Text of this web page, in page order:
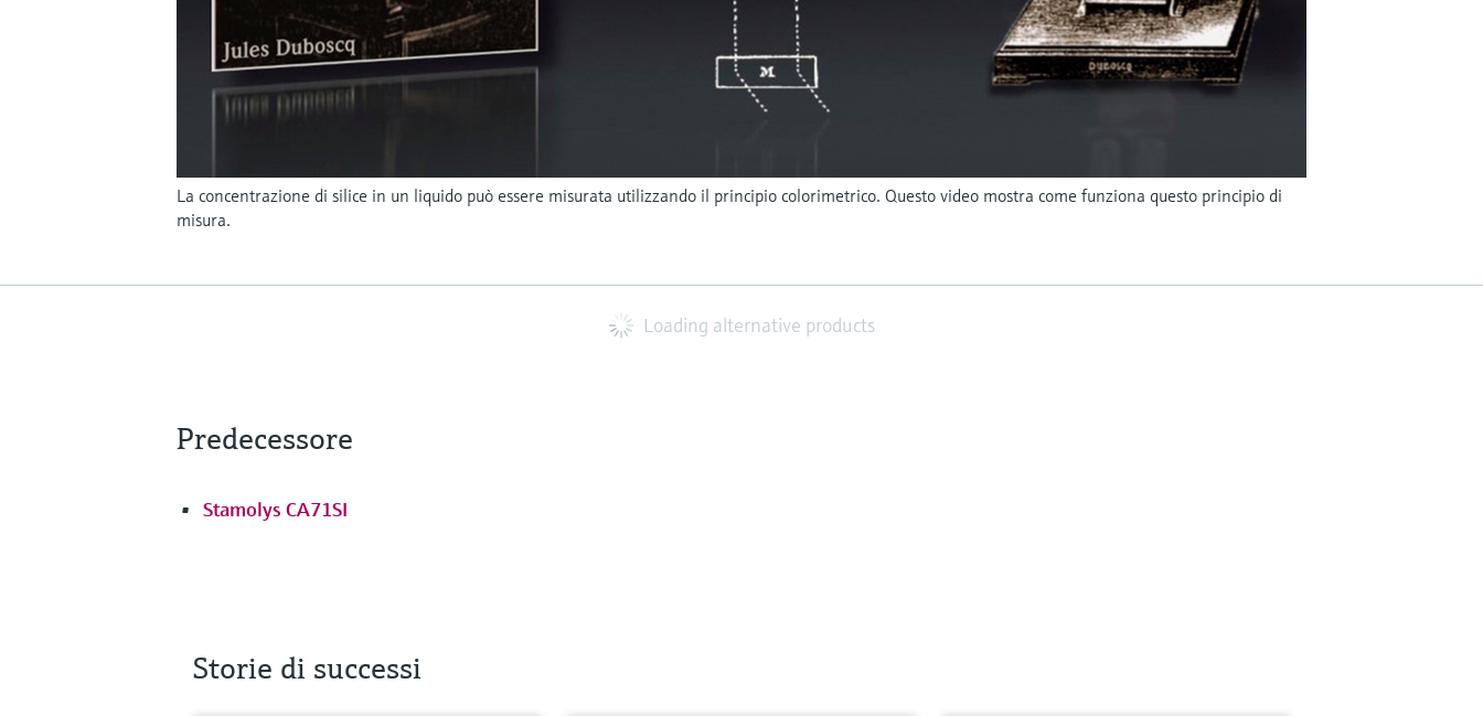
La concentrazione di silice in un liquido può essere misurata utilizzando il principio colorimetrico. Questo video mostra come funziona questo principio di
misura.
Loading alternative products
Predecessore
Stamolys CA71SI
Storie di successi